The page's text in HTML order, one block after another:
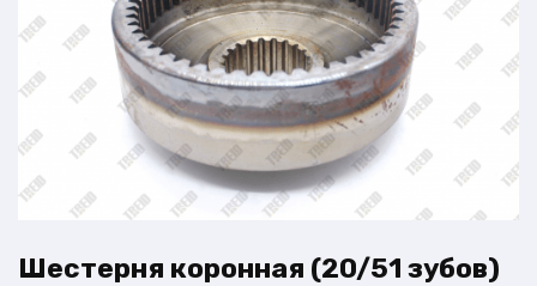
Шестерня коронная (20/51 зубов)